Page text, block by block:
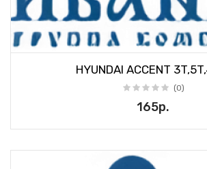
HYUNDAI ACCENT
(0)
165р.